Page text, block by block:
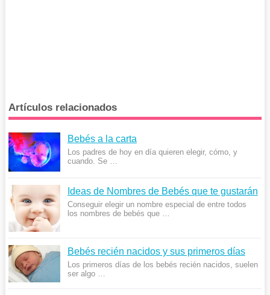
Artículos relacionados
Bebés a la carta
Los padres de hoy en día quieren elegir, cómo, y
cuando. Se …
Ideas de Nombres de Bebés que te gustarán
Conseguir elegir un nombre especial de entre todos
los nombres de bebés que …
Bebés recién nacidos y sus primeros días
Los primeros días de los bebés recién nacidos, suelen
ser algo …